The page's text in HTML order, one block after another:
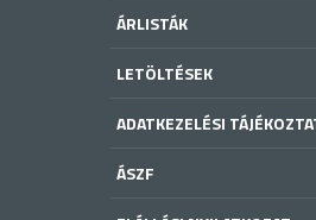
ÁRLISTÁK
LETÖLTÉSEK
ADATKEZELÉSI
ÁSZF